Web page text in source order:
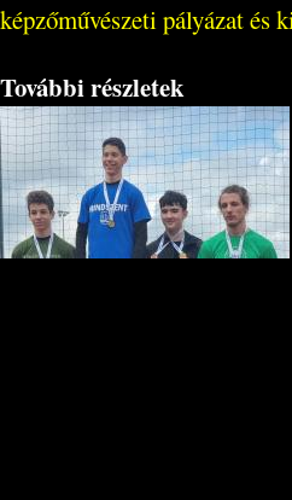
képzőművészeti pályázat és
További részletek